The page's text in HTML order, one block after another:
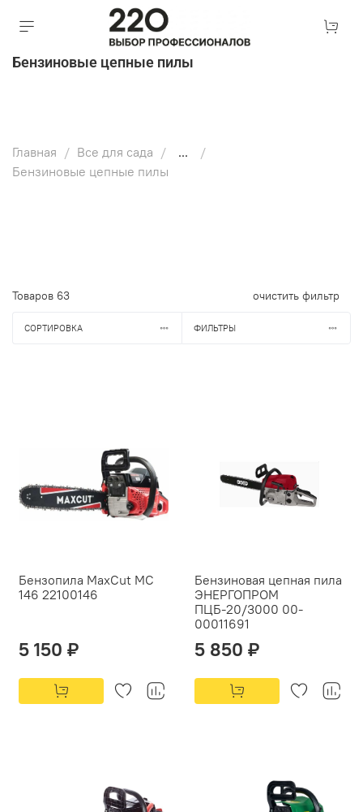
Бензиновые цепные пилы
Главная Все для сада
...
Бензиновые цепные пилы
Товаров 63 очистить фильтр
СОРТИРОВКА ФИЛЬТРЫ
Бензопила MaxCut MC
146 22100146
5 150 ₽
Бензиновая цепная пила
ЭНЕРГОПРОМ
ПЦБ-20/3000 00-
00011691
5 850 ₽